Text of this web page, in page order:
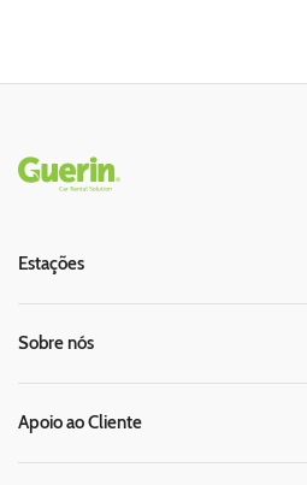
Rodapé
Estações
Sobre nós
Apoio ao Cliente